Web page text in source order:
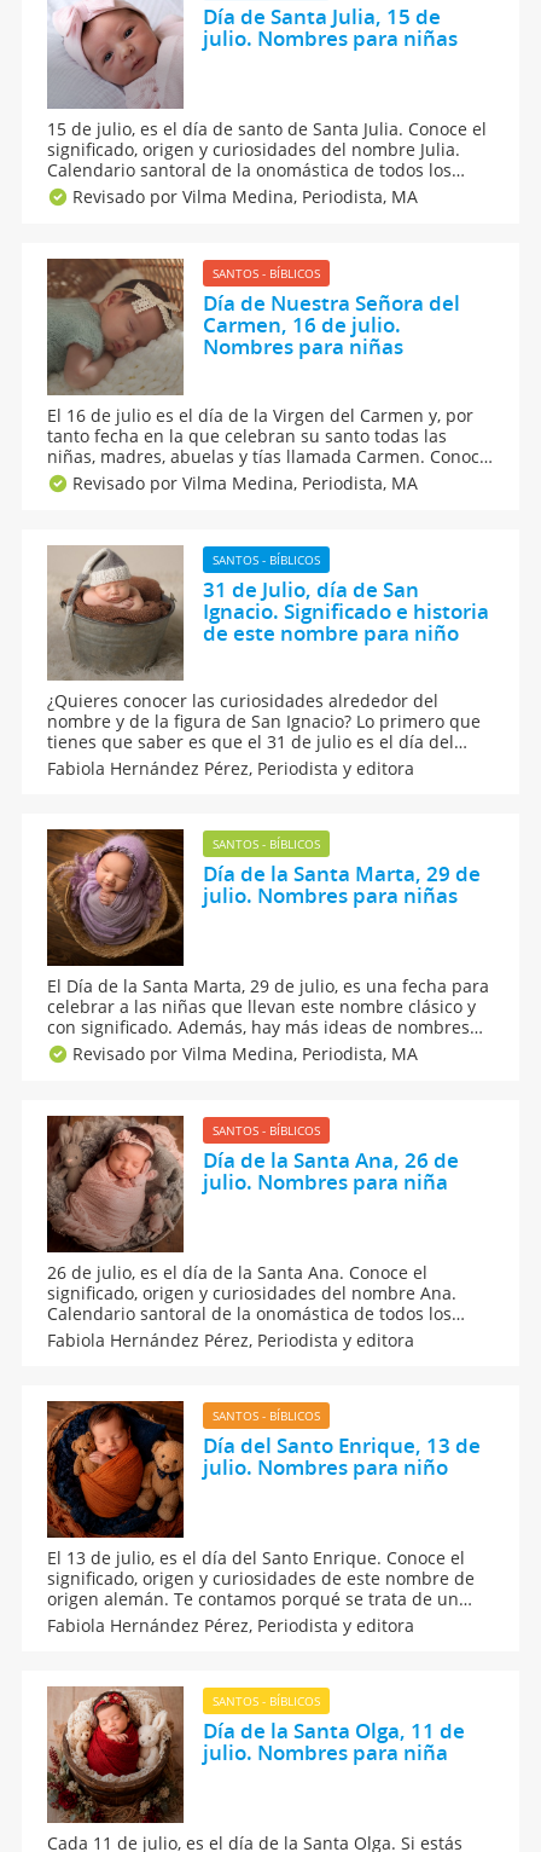
Día de Santa Julia, 15 de
julio. Nombres para niñas
15 de julio, es el día de santo de Santa Julia. Conoce el
significado, origen y curiosidades del nombre Julia.
Calendario santoral de la onomástica de todos los
nombres de santo. ¿Qué nombres combinan con Julia
para formar nombres compuestos? Qué dice la
Revisado por Vilma Medina, Periodista, MA
SANTOS - BÍBLICOS
Día de Nuestra Señora del
Carmen, 16 de julio.
Nombres para niñas
El 16 de julio es el día de la Virgen del Carmen y, por
tanto fecha en la que celebran su santo todas las
niñas, madres, abuelas y tías llamada Carmen. Conoce
el significado, origen y algunas curiosidades del
nombre Carmen. Además, encuentra frases para
Revisado por Vilma Medina, Periodista, MA
SANTOS - BÍBLICOS
31 de Julio, día de San
Ignacio. Significado e historia
de este nombre para niño
¿Quieres conocer las curiosidades alrededor del
nombre y de la figura de San Ignacio? Lo primero que
tienes que saber es que el 31 de julio es el día del
Santo Ignacio. Conoce aquí el significado, origen y
nombres que se pueden combinar con Ignacio y,
Fabiola Hernández Pérez, Periodista y editora
SANTOS - BÍBLICOS
Día de la Santa Marta, 29 de
julio. Nombres para niñas
El Día de la Santa Marta, 29 de julio, es una fecha para
celebrar a las niñas que llevan este nombre clásico y
con significado. Además, hay más ideas de nombres
para niñas que combinan con Marta y conoce todo
sobre su origen y personalidad, así como curiosidades,
Revisado por Vilma Medina, Periodista, MA
SANTOS - BÍBLICOS
Día de la Santa Ana, 26 de
julio. Nombres para niña
26 de julio, es el día de la Santa Ana. Conoce el
significado, origen y curiosidades del nombre Ana.
Calendario santoral de la onomástica de todos los
nombres de santo. Curiosidades sobre el nombre de
Ana para las niñas. El santo de Ana. Cuándo es la
Fabiola Hernández Pérez, Periodista y editora
SANTOS - BÍBLICOS
Día del Santo Enrique, 13 de
julio. Nombres para niño
El 13 de julio, es el día del Santo Enrique. Conoce el
significado, origen y curiosidades de este nombre de
origen alemán. Te contamos porqué se trata de un
nombre con un significado muy poderoso, cuyo
santoral se celebra en todos los lugares del mundo.
personalidad?
Fabiola Hernández Pérez, Periodista y editora
SANTOS - BÍBLICOS
Día de la Santa Olga, 11 de
julio. Nombres para niña
Cada 11 de julio, es el día de la Santa Olga. Si estás